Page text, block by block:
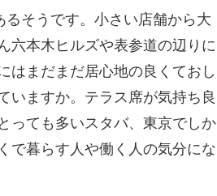
そうです。小さい店舗から大
六本木ヒルズや表参道の辺りに
はまだまだ居心地の良くておし
いますか。テラス席が気持ち良
っても多いスタバ、東京でしか
で暮らす人や働く人の気分にな